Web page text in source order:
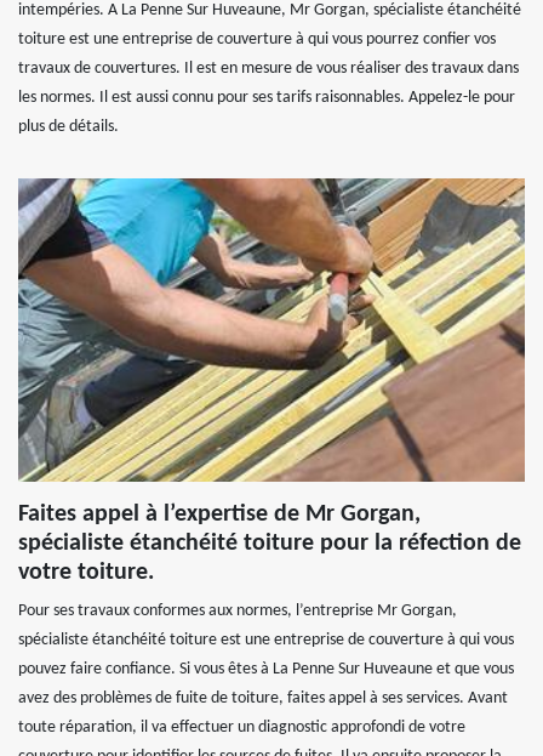
intempéries. A La Penne Sur Huveaune, Mr Gorgan, spécialiste étanchéité
toiture est une entreprise de couverture à qui vous pourrez confier vos
travaux de couvertures. Il est en mesure de vous réaliser des travaux dans
les normes. Il est aussi connu pour ses tarifs raisonnables. Appelez-le pour
plus de détails.
Faites appel à l’expertise de Mr Gorgan,
spécialiste étanchéité toiture pour la réfection de
votre toiture.
Pour ses travaux conformes aux normes, l’entreprise Mr Gorgan,
spécialiste étanchéité toiture est une entreprise de couverture à qui vous
pouvez faire confiance. Si vous êtes à La Penne Sur Huveaune et que vous
avez des problèmes de fuite de toiture, faites appel à ses services. Avant
toute réparation, il va effectuer un diagnostic approfondi de votre